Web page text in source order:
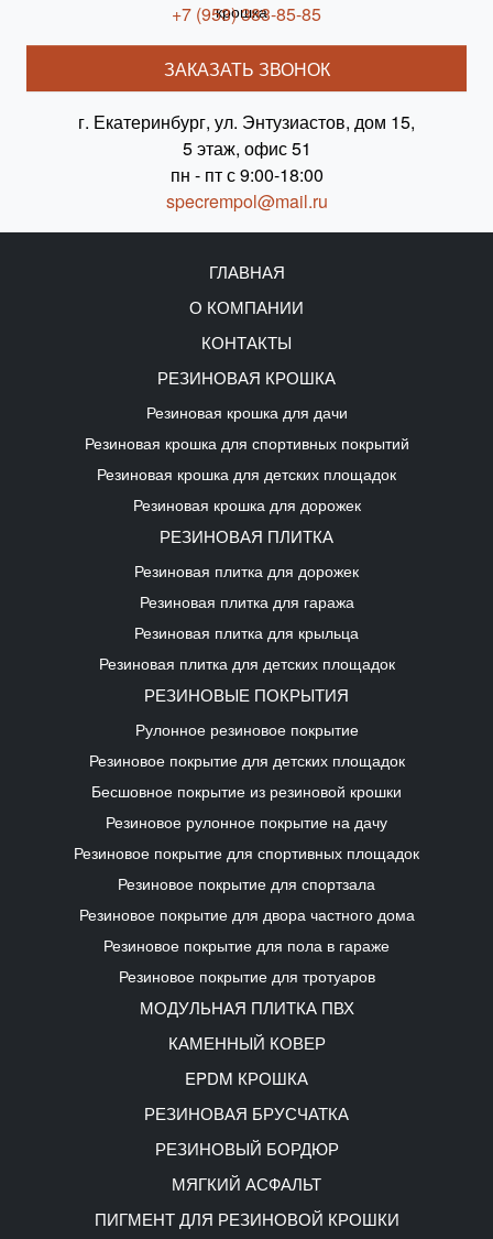
+7 (953) 383-85-85
ЗАКАЗАТЬ ЗВОНОК
г. Екатеринбург, ул. Энтузиастов, дом 15,
5 этаж, офис 51
пн - пт с 9:00-18:00
specrempol@mail.ru
ГЛАВНАЯ
О КОМПАНИИ
КОНТАКТЫ
РЕЗИНОВАЯ КРОШКА
Резиновая крошка для дачи
Резиновая крошка для спортивных покрытий
Резиновая крошка для детских площадок
Резиновая крошка для дорожек
РЕЗИНОВАЯ ПЛИТКА
Резиновая плитка для дорожек
Резиновая плитка для гаража
Резиновая плитка для крыльца
Резиновая плитка для детских площадок
РЕЗИНОВЫЕ ПОКРЫТИЯ
Рулонное резиновое покрытие
Резиновое покрытие для детских площадок
Бесшовное покрытие из резиновой крошки
Резиновое рулонное покрытие на дачу
Резиновое покрытие для спортивных площадок
Резиновое покрытие для спортзала
Резиновое покрытие для двора частного дома
Резиновое покрытие для пола в гараже
Резиновое покрытие для тротуаров
МОДУЛЬНАЯ ПЛИТКА ПВХ
КАМЕННЫЙ КОВЕР
EPDM КРОШКА
РЕЗИНОВАЯ БРУСЧАТКА
РЕЗИНОВЫЙ БОРДЮР
МЯГКИЙ АСФАЛЬТ
ПИГМЕНТ ДЛЯ РЕЗИНОВОЙ КРОШКИ